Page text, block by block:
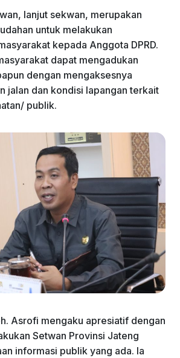
lanjut sekwan, merupakan
untuk melakukan
kepada Anggota DPRD.
dapat mengadukan
dengan mengaksesnya
jalan dan kondisi lapangan terkait
publik.
Asrofi mengaku apresiatif dengan
Setwan Provinsi Jateng
informasi publik yang ada. Ia